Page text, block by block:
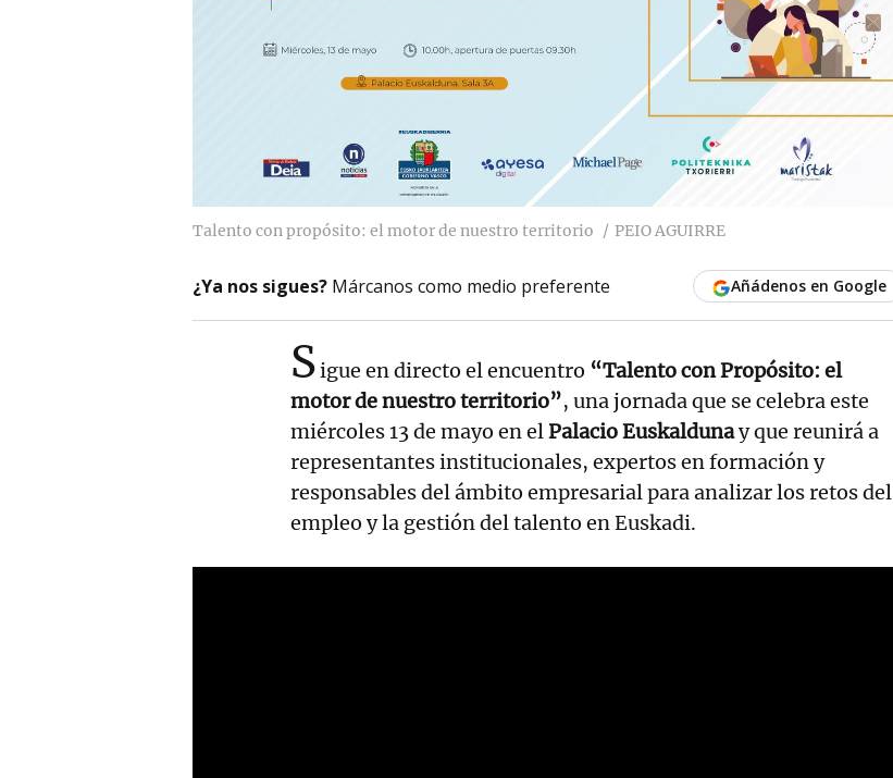
Talento con propósito: el motor de nuestro territorio PEIO AGUIRRE
¿Ya nos sigues? Márcanos como medio preferente Añádenos en Google
Sigue en directo el encuentro “Talento con Propósito: el
motor de nuestro territorio”, una jornada que se celebra este
miércoles 13 de mayo en elPalacio Euskaldunay que reunirá a
representantes institucionales, expertos en formación y
responsables del ámbito empresarial para analizar los retos del
empleo y la gestión del talento en Euskadi.